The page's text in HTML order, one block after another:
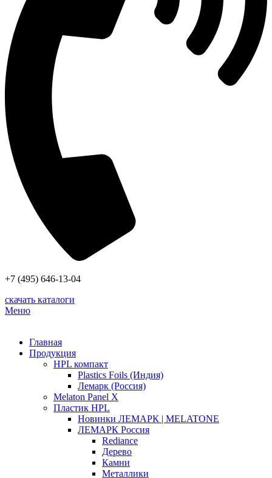
+7 (495) 646-13-04
скачать каталоги
Меню
Главная
Продукция
HPL компакт
Plastics Foils (Индия)
Лемарк (Россия)
Melaton Panel X
Пластик HPL
Новинки ЛЕМАРК | MELATONE
ЛЕМАРК Россия
Rediance
Дерево
Камни
Металлики